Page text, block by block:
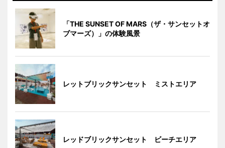
「THE SUNSET OF MARS（ザ・サンセットオ
ブマーズ）」の体験風景
レットブリックサンセット ミストエリア
レッドブリックサンセット ビーチエリア